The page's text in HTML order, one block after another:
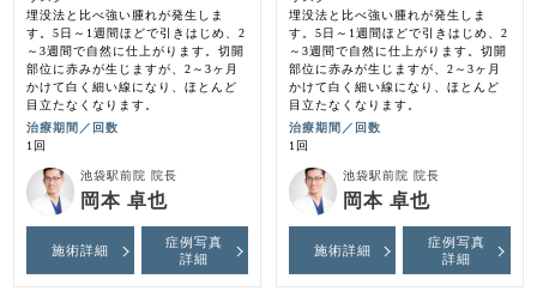
埋没法と比べ強い腫れが発生しま
す。5日～1週間ほどで引きはじめ、2
～3週間で自然に仕上がります。切開
部位に赤みが生じますが、2～3ヶ月
かけて白く細い線になり、ほとんど
目立たなくなります。
治療期間／回数
1回
池袋駅前院 院長
岡本 卓也
施術詳細
症例写真
詳細
埋没法と比べ強い腫れが発生しま
す。5日～1週間ほどで引きはじめ、2
～3週間で自然に仕上がります。切開
部位に赤みが生じますが、2～3ヶ月
かけて白く細い線になり、ほとんど
目立たなくなります。
治療期間／回数
1回
池袋駅前院 院長
岡本 卓也
施術詳細
症例写真
詳細